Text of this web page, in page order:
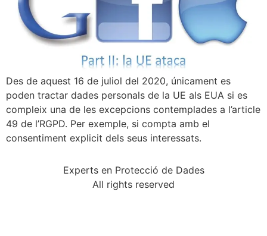
Des de aquest 16 de juliol del 2020, únicament es
poden tractar dades personals de la UE als EUA si es
compleix una de les excepcions contemplades a l’article
49 de l’RGPD. Per exemple, si compta amb el
consentiment explicit dels seus interessats.
Experts en Protecció de Dades
All rights reserved